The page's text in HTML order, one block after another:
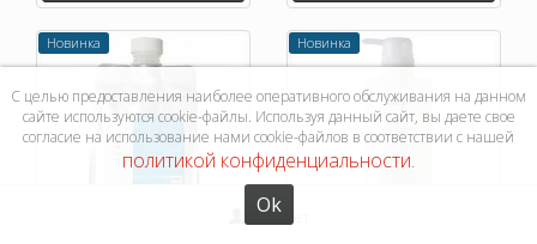
Новинка Новинка
Кабинет
С целью предоставления наиболее оперативного обслуживания на данном
сайте используются cookie-файлы. Используя данный сайт, вы даете свое
согласие на использование нами cookie-файлов в соответствии с нашей
политикой конфиденциальности.
Ok